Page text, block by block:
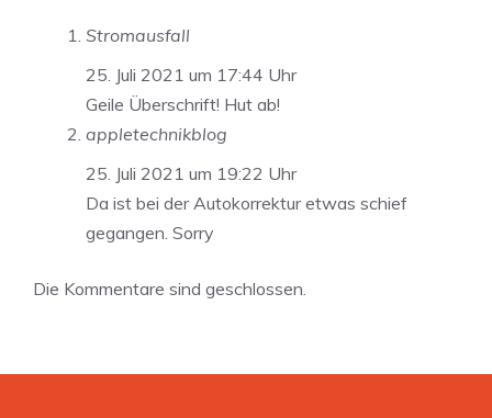
Stromausfall
25. Juli 2021 um 17:44 Uhr
Geile Überschrift! Hut ab!
appletechnikblog
25. Juli 2021 um 19:22 Uhr
Da ist bei der Autokorrektur etwas schief
gegangen. Sorry
Die Kommentare sind geschlossen.